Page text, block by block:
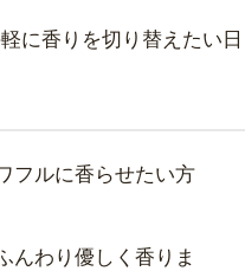
に香りを切り替えたい日
フルに香らせたい方
んわり優しく香りま